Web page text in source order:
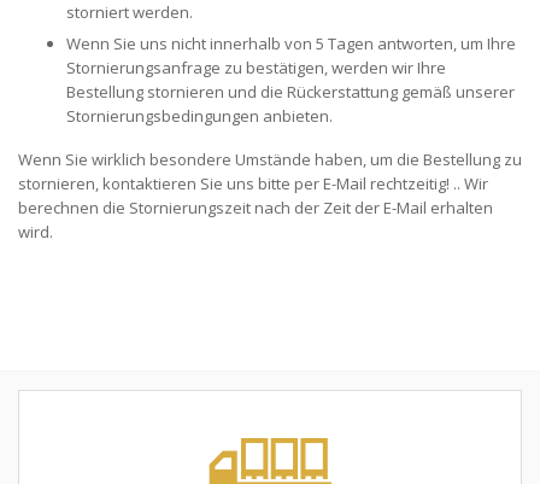
storniert werden.
Wenn Sie uns nicht innerhalb von 5 Tagen antworten, um Ihre
Stornierungsanfrage zu bestätigen, werden wir Ihre
Bestellung stornieren und die Rückerstattung gemäß unserer
Stornierungsbedingungen anbieten.
Wenn Sie wirklich besondere Umstände haben, um die Bestellung zu
stornieren, kontaktieren Sie uns bitte per E-Mail rechtzeitig! .. Wir
berechnen die Stornierungszeit nach der Zeit der E-Mail erhalten
wird.